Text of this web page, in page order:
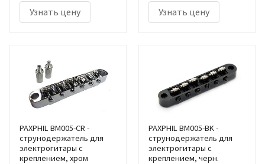
Узнать цену Узнать цену
PAXPHIL BM005-CR -
cтрунодержатель для
электрогитары с
креплением, хром
PAXPHIL BM005-BK -
cтрунодержатель для
электрогитары с
креплением, черн.